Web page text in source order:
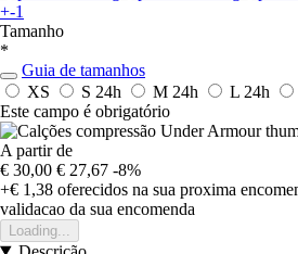
+-1
Tamanho
*
Guia de tamanhos
XS
S 24h M 24h L 24h
Este campo é obrigatório
A partir de
€ 30,00 € 27,67 -8%
+€ 1,38 oferecidos na sua proxima
validacao da sua encomenda
Loading...